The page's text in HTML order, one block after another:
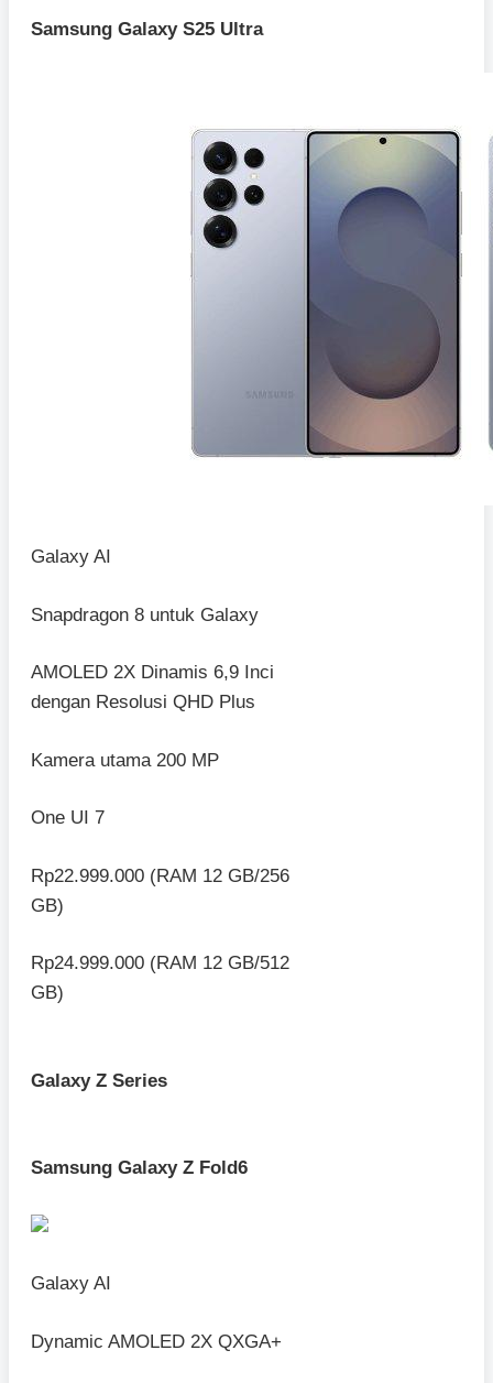
Samsung Galaxy S25 Ultra
Galaxy AI
Snapdragon 8 untuk Galaxy
AMOLED 2X Dinamis 6,9 Inci
dengan Resolusi QHD Plus
Kamera utama 200 MP
One UI 7
Rp22.999.000 (RAM 12 GB/256
GB)
Rp24.999.000 (RAM 12 GB/512
GB)
Galaxy Z Series
Samsung Galaxy Z Fold6
Galaxy AI
Dynamic AMOLED 2X QXGA+